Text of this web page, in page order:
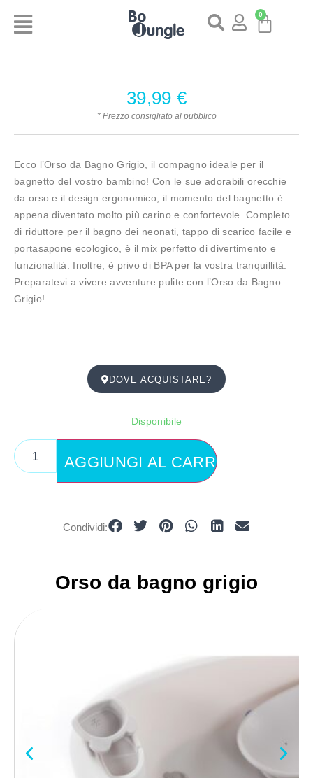
0
Orso da bagno grigio
39,99 €
* Prezzo consigliato al pubblico
Ecco l’Orso da Bagno Grigio, il compagno ideale per il
bagnetto del vostro bambino! Con le sue adorabili orecchie
da orso e il design ergonomico, il momento del bagnetto è
appena diventato molto più carino e confortevole. Completo
di riduttore per il bagno dei neonati, tappo di scarico facile e
portasapone ecologico, è il mix perfetto di divertimento e
funzionalità. Inoltre, è privo di BPA per la vostra tranquillità.
Preparatevi a vivere avventure pulite con l’Orso da Bagno
Grigio!
DOVE ACQUISTARE?
Disponibile
AGGIUNGI AL CARRELLO
Condividi: